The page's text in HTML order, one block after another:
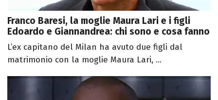
Franco Baresi, la moglie Maura Lari e i figli
Edoardo e Giannandrea: chi sono e cosa fanno
L’ex capitano del Milan ha avuto due figli dal
matrimonio con la moglie Maura Lari, ...